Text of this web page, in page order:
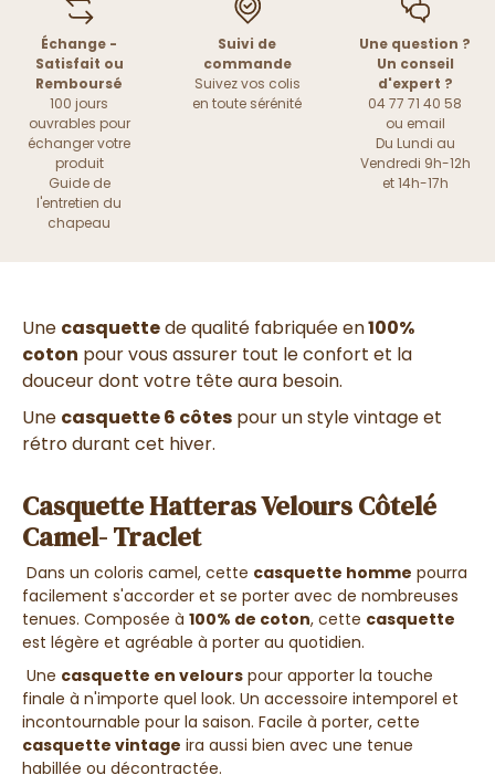
Échange -
Satisfait ou
Remboursé
100 jours
ouvrables pour
échanger votre
produit
Guide de
l'entretien du
chapeau
Suivi de
commande
Suivez vos colis
en toute sérénité
Une question ?
Un conseil
d'expert ?
04 77 71 40 58
ou email
Du Lundi au
Vendredi 9h-12h
et 14h-17h
Une casquettede qualité fabriquée en100%
coton pour vous assurer tout le confort et la
douceur dont votre tête aura besoin.
Une casquette 6 côtes pour un style vintage et
rétro durant cet hiver.
Casquette Hatteras Velours Côtelé
Camel- Traclet
Dans un coloris camel, cette casquette homme pourra
facilement s'accorder et se porter avec de nombreuses
tenues. Composée à 100% de coton, cette casquette
est légère et agréable à porter au quotidien.
Une casquette en velours pour apporter la touche
finale à n'importe quel look. Un accessoire intemporel et
incontournable pour la saison. Facile à porter, cette
casquette vintage ira aussi bien avec une tenue
habillée ou décontractée.